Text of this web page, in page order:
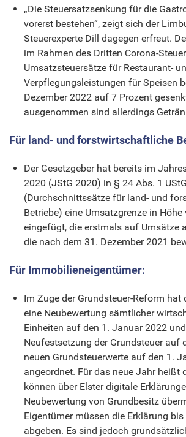
„Die Steuersatzsenkung für die
vorerst bestehen“, zeigt sich der
Steuerexperte Dill dagegen erfreut.
im Rahmen des Dritten Corona-
Umsatzsteuersätze für Restaurant-
Verpflegungsleistungen für Speisen
Dezember 2022 auf 7 Prozent
ausgenommen sind allerdings
Für land- und forstwirtschaftliche
Der Gesetzgeber hat bereits im
2020 (JStG 2020) in § 24 Abs. 1 UStG
(Durchschnittssätze für land- und
Betriebe) eine Umsatzgrenze in
eingefügt, die erstmals auf Umsätze
die nach dem 31. Dezember 2021
Für Immobilieneigentümer:
Im Zuge der Grundsteuer-Reform hat
eine Neubewertung sämtlicher
Einheiten auf den 1. Januar 2022
Neufestsetzung der Grundsteuer auf
neuen Grundsteuerwerte auf den 1.
angeordnet. Für das neue Jahr heißt
können über Elster digitale
Neubewertung von Grundbesitz
Eigentümer müssen die Erklärung
abgeben. Es sind jedoch